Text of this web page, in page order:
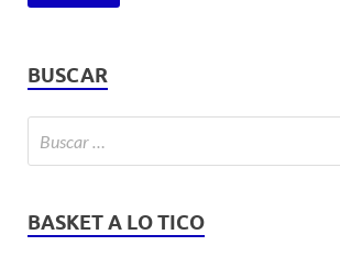
BUSCAR
BASKET A LO TICO